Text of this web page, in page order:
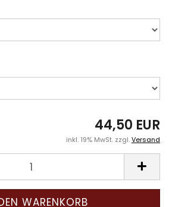
44,50 EUR
inkl. 19% MwSt. zzgl.Versand